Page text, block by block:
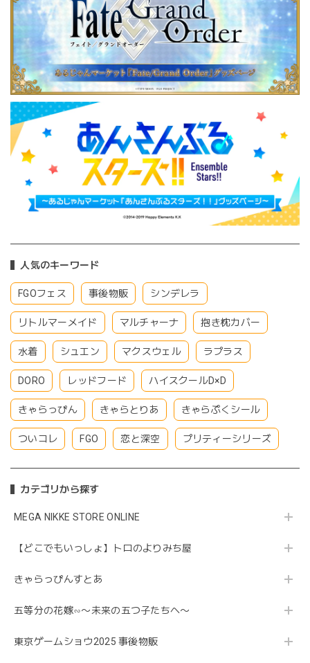
人気のキーワード
FGOフェス 事後物販 シンデレラ
リトルマーメイド マルチャーナ 抱き枕カバー
水着 シュエン マクスウェル ラプラス
DORO レッドフード ハイスクールD×D
きゃらっぴん きゃらとりあ きゃらぷくシール
ついコレ FGO 恋と深空 プリティーシリーズ
カテゴリから探す
MEGA NIKKE STORE ONLINE
【どこでもいっしょ】トロのよりみち屋
きゃらっぴんすとあ
五等分の花嫁∽〜未来の五つ子たちへ〜
東京ゲームショウ2025 事後物販